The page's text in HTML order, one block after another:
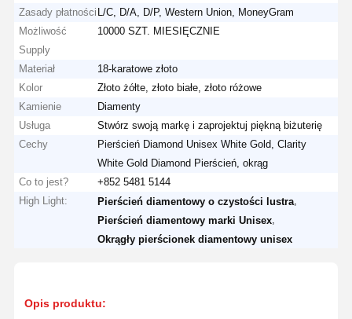
Zasady płatności L/C, D/A, D/P, Western Union, MoneyGram
Możliwość
Supply
10000 SZT. MIESIĘCZNIE
Materiał
18-karatowe złoto
Kolor
Złoto żółte, złoto białe, złoto różowe
Kamienie
Diamenty
Usługa
Stwórz swoją markę i zaprojektuj piękną biżuterię
Cechy
Pierścień Diamond Unisex White Gold, Clarity
White Gold Diamond Pierścień, okrąg
Co to jest?
+852 5481 5144
High Light:
Pierścień diamentowy o czystości lustra
Pierścień diamentowy marki Unisex
Okrągły pierścionek diamentowy unisex
Opis produktu: